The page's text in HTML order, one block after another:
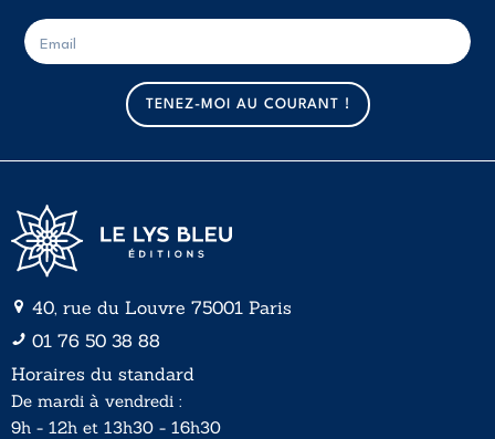
m
a
i
l
E
-
m
TENEZ-MOI AU COURANT !
40, rue du Louvre 75001 Paris
01 76 50 38 88
Horaires du standard
De mardi à vendredi :
9h - 12h et 13h30 - 16h30